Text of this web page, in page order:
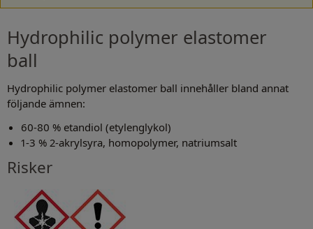
Hydrophilic polymer elastomer
ball
Hydrophilic polymer elastomer ball innehåller bland annat
följande ämnen:
60-80 % etandiol (etylenglykol)
1-3 % 2-akrylsyra, homopolymer, natriumsalt
Risker